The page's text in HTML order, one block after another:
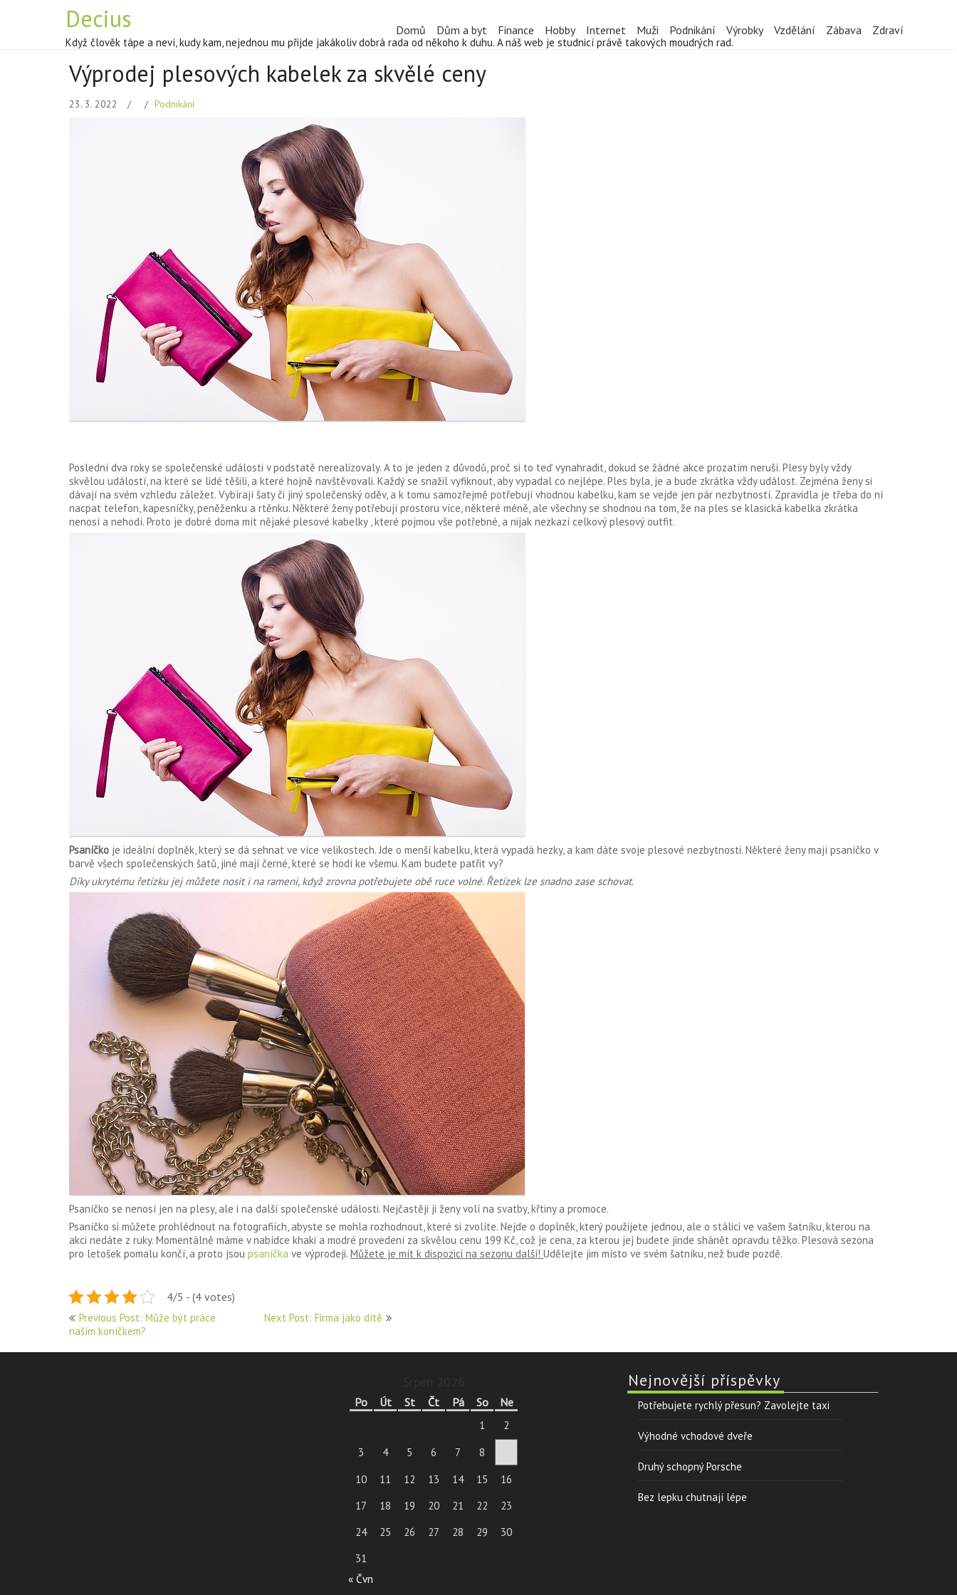
Decius
Když člověk tápe a neví, kudy kam, nejednou mu přijde jakákoliv dobrá rada od někoho k duhu. A náš web je studnicí právě takových moudrých rad.
Domů Dům a byt Finance Hobby Internet Muži Podnikání Výrobky Vzdělání Zábava Zdraví
Výprodej plesových kabelek za skvělé ceny
23. 3. 2022 Podnikání
Poslední dva roky se společenské události v podstatě nerealizovaly. A to je jeden z důvodů, proč si to teď vynahradit, dokud se žádné akce prozatím neruší. Plesy byly vždy
skvělou událostí, na které se lidé těšili, a které hojně navštěvovali. Každý se snažil vyfiknout, aby vypadal co nejlépe. Ples byla, je a bude zkrátka vždy událost. Zejména ženy si
dávají na svém vzhledu záležet. Vybírají šaty či jiný společenský oděv, a k tomu samozřejmě potřebují vhodnou kabelku, kam se vejde jen pár nezbytností. Zpravidla je třeba do ní
nacpat telefon, kapesníčky, peněženku a rtěnku. Některé ženy potřebují prostoru více, některé méně, ale všechny se shodnou na tom, že na ples se klasická kabelka zkrátka
nenosí a nehodí. Proto je dobré doma mít nějaké plesové kabelky , které pojmou vše potřebné, a nijak nezkazí celkový plesový outfit.
Psaníčko je ideální doplněk, který se dá sehnat ve více velikostech. Jde o menší kabelku, která vypadá hezky, a kam dáte svoje plesové nezbytnosti. Některé ženy mají psaníčko v
barvě všech společenských šatů, jiné mají černé, které se hodí ke všemu. Kam budete patřit vy?
Díky ukrytému řetízku jej můžete nosit i na rameni, když zrovna potřebujete obě ruce volné. Řetízek lze snadno zase schovat.
Psaníčko se nenosí jen na plesy, ale i na další společenské události. Nejčastěji ji ženy volí na svatby, křtiny a promoce.
Psaníčko si můžete prohlédnout na fotografiích, abyste se mohla rozhodnout, které si zvolíte. Nejde o doplněk, který použijete jednou, ale o stálici ve vašem šatníku, kterou na
akci nedáte z ruky. Momentálně máme v nabídce khaki a modré provedení za skvělou cenu 199 Kč, což je cena, za kterou jej budete jinde shánět opravdu těžko. Plesová sezona
pro letošek pomalu končí, a proto jsou psaníčka ve výprodeji. Můžete je mít k dispozici na sezonu další! Udělejte jim místo ve svém šatníku, než bude pozdě.
4/5 - (4 votes)
Navigace
pro
Previous Post: Může být práce
naším koníčkem?
Next Post: Firma jako dítě
Po Út St Čt Pá So Ne
1
2
3
4 5 6 7 8
10
11 12 13 14 15
16
17
18 19 20 21 22
23
24
25 26 27 28 29
30
31
« Čvn
Nejnovější příspěvky
Potřebujete rychlý přesun? Zavolejte taxi
Výhodné vchodové dveře
Druhý schopný Porsche
Bez lepku chutnají lépe